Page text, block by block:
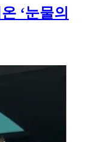
‘눈물의